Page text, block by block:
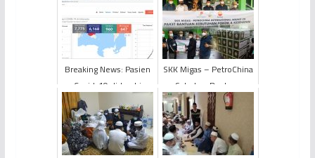
Breaking News: Pasien
Covid-19 di Jambi
Bertambah, Total Jadi
13 Orang
SKK Migas – PetroChina
Salurkan Bantuan
Sembako Kepada FJM
dan PWI Provinsi Jambi